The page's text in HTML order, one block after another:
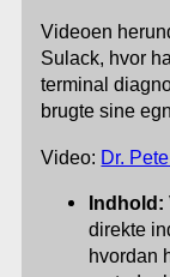
Videoen
Sulack, hvor
terminal
brugte sine
Video: Dr.
Indhold:
direkte
hvordan